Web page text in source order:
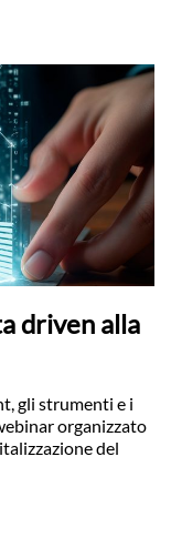
driven alla
gli strumenti e i
organizzato
del